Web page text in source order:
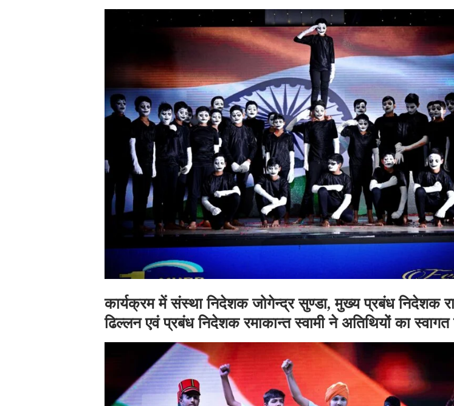
कार्यक्रम में संस्था निदेशक जोगेन्द्र सुण्डा, मुख्य प्रबंध निदेशक
ढिल्लन एवं प्रबंध निदेशक रमाकान्त स्वामी ने अतिथियों का स्वागत